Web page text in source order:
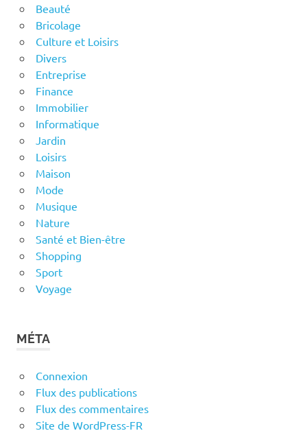
Beauté
Bricolage
Culture et Loisirs
Divers
Entreprise
Finance
Immobilier
Informatique
Jardin
Loisirs
Maison
Mode
Musique
Nature
Santé et Bien-être
Shopping
Sport
Voyage
MÉTA
Connexion
Flux des publications
Flux des commentaires
Site de WordPress-FR